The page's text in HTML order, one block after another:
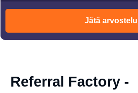
Jätä arvostelu
Referral Factory -